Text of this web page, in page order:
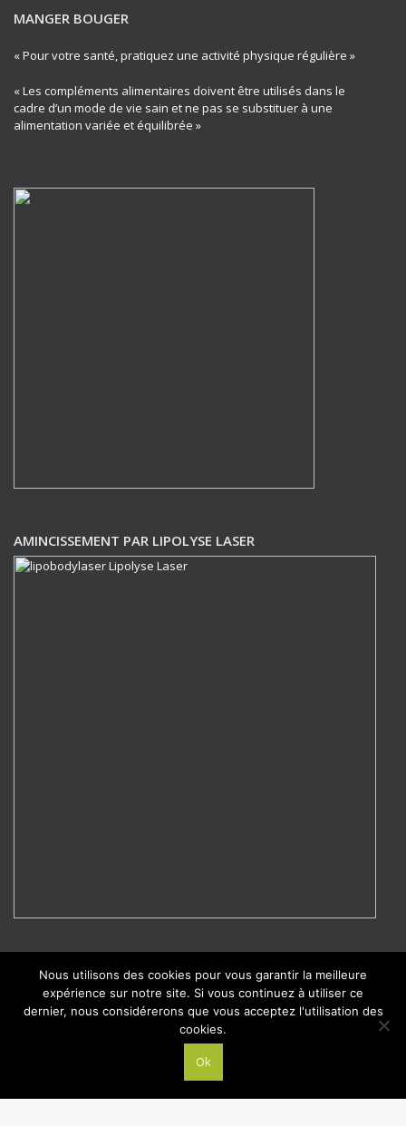
MANGER BOUGER
« Pour votre santé, pratiquez une activité physique régulière »
« Les compléments alimentaires doivent être utilisés dans le
cadre d’un mode de vie sain et ne pas se substituer à une
alimentation variée et équilibrée »
AMINCISSEMENT PAR LIPOLYSE LASER
MA CÔTE D’AMOUR
Le guide annuaire pour tomber amoureux de la région
BOUTIQUE EN LIGNE FOREVER
Nantes,Pornic, Saint-Brévin les Pins, Noirmoutier, Challans-Ille-et-Vilaine (35) : Rennes,
Nous utilisons des cookies pour vous garantir la meilleure
expérience sur notre site. Si vous continuez à utiliser ce
dernier, nous considérerons que vous acceptez l'utilisation des
cookies.
Ok